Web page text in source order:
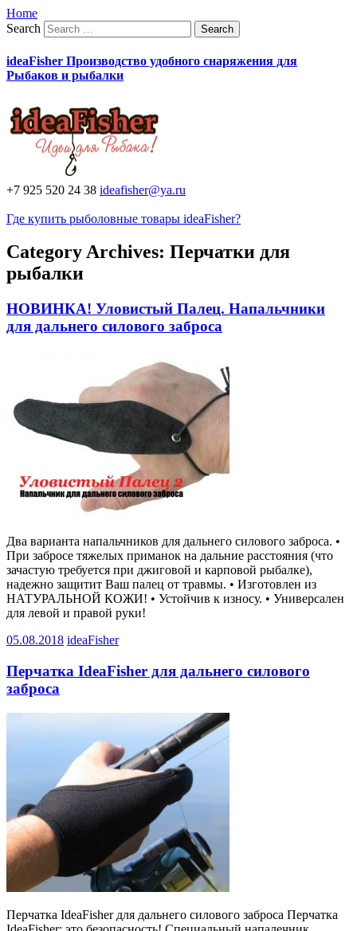
Home
Search
ideaFisher Производство удобного снаряжения для
Рыбаков и рыбалки
+7 925 520 24 38 ideafisher@ya.ru
Где купить рыболовные товары ideaFisher?
Category Archives: Перчатки для
рыбалки
НОВИНКА! Уловистый Палец. Напальчники
для дальнего силового заброса
Два варианта напальчников для дальнего силового заброса. •
При забросе тяжелых приманок на дальние расстояния (что
зачастую требуется при джиговой и карповой рыбалке),
надежно защитит Ваш палец от травмы. • Изготовлен из
НАТУРАЛЬНОЙ КОЖИ! • Устойчив к износу. • Универсален
для левой и правой руки!
05.08.2018 ideaFisher
Перчатка IdeaFisher для дальнего силового
заброса
Перчатка IdeaFisher для дальнего силового заброса Перчатка